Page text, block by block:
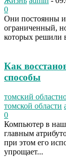
0
Они постоянны
ограниченный,
которых решили
Как
способы
томский
томской области
0
Компьютер в
главным
при этом его
упрощает...